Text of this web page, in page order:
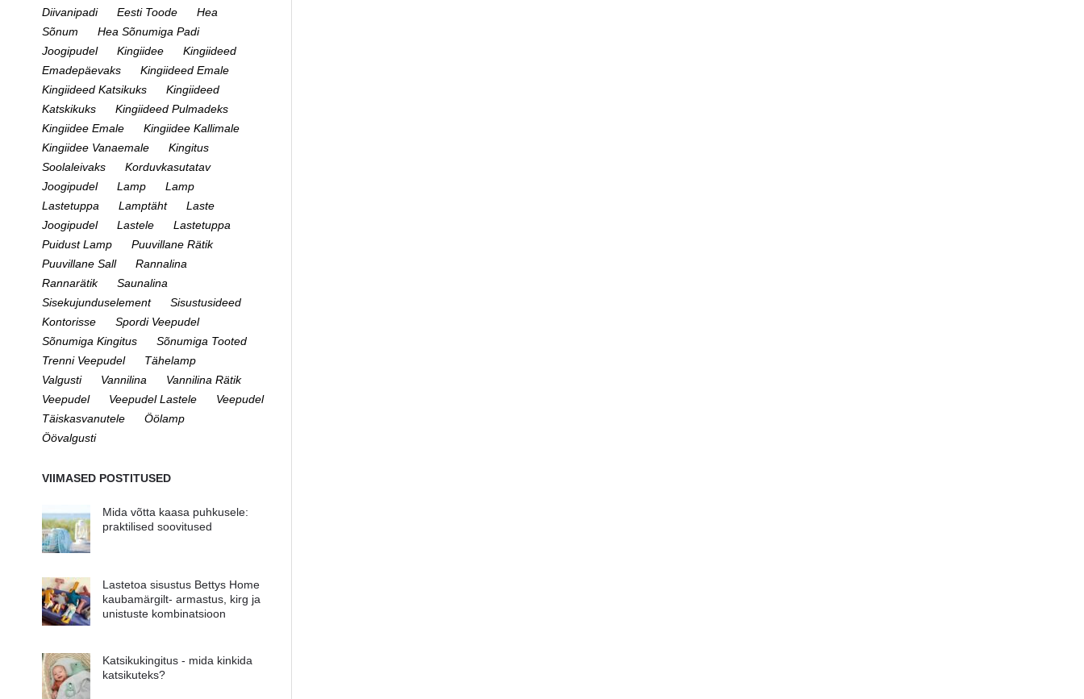
Diivanipadi
Eesti Toode
Hea
Sõnum
Hea Sõnumiga Padi
Joogipudel
Kingiidee
Kingiideed
Emadepäevaks
Kingiideed Emale
Kingiideed Katsikuks
Kingiideed
Katskikuks
Kingiideed Pulmadeks
Kingiidee Emale
Kingiidee Kallimale
Kingiidee Vanaemale
Kingitus
Soolaleivaks
Korduvkasutatav
Joogipudel
Lamp
Lamp
Lastetuppa
Lamptäht
Laste
Joogipudel
Lastele
Lastetuppa
Puidust Lamp
Puuvillane Rätik
Puuvillane Sall
Rannalina
Rannarätik
Saunalina
Sisekujunduselement
Sisustusideed
Kontorisse
Spordi Veepudel
Sõnumiga Kingitus
Sõnumiga Tooted
Trenni Veepudel
Tähelamp
Valgusti
Vannilina
Vannilina Rätik
Veepudel
Veepudel Lastele
Veepudel
Täiskasvanutele
Öölamp
Öövalgusti
VIIMASED POSTITUSED
Mida võtta kaasa puhkusele:
praktilised soovitused
Lastetoa sisustus Bettys Home
kaubamärgilt- armastus, kirg ja
unistuste kombinatsioon
Katsikukingitus - mida kinkida
katsikuteks?